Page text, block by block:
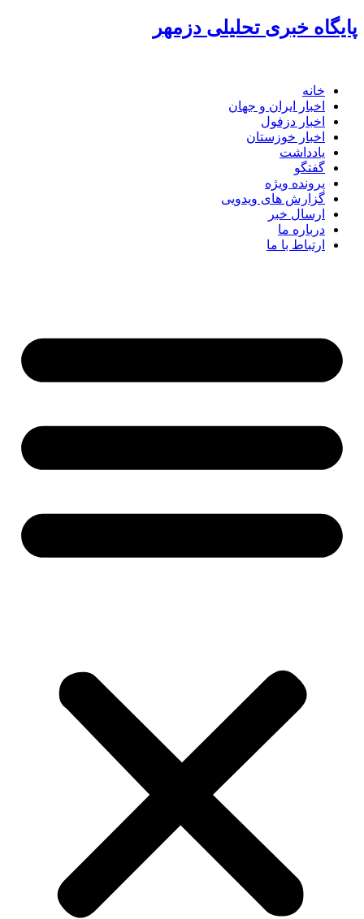
خبری تحلیلی دزمهر
خانه
اخبار ایران و جهان
اخبار دزفول
اخبار خوزستان
یادداشت
گفتگو
پرونده ویژه
گزارش های ویدویی
ارسال خبر
درباره ما
ارتباط با ما